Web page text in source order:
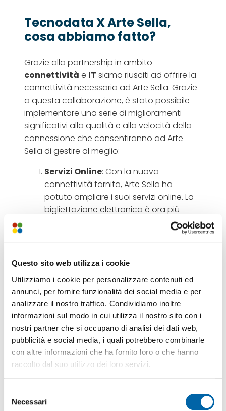
Questo sito web utilizza i cookie
Utilizziamo i cookie per personalizzare contenuti ed
annunci, per fornire funzionalità dei social media e per
analizzare il nostro traffico. Condividiamo inoltre
informazioni sul modo in cui utilizza il nostro sito con i
nostri partner che si occupano di analisi dei dati web,
pubblicità e social media, i quali potrebbero combinarle
con altre informazioni che ha fornito loro o che hanno
raccolto dal suo utilizzo dei loro servizi.
delNecessari
Tecnodata X Arte Sella,
cosa abbiamo fatto?
Grazie alla partnership in ambito
connettività e IT siamo riusciti ad offrire la
connettività necessaria ad Arte Sella. Grazie
a questa collaborazione, è stato possibile
implementare una serie di miglioramenti
significativi alla qualità e alla velocità della
connessione che consentiranno ad Arte
Sella di gestire al meglio:
Servizi Online: Con la nuova
connettività fornita, Arte Sella ha
potuto ampliare i suoi servizi online. La
bigliettazione elettronica è ora più
efficiente e accessibile, migliorando
innovazioni più rilevanti è la possibilità
di trasmettere eventi in streaming.
Questo permette ad Arte Sella di
raggiungere un pubblico più vasto,
anche a livello internazionale, e di
condividere le proprie iniziative
artistiche con chi non può essere
presente fisicamente.
Comunicazione Continua
fondamentale per la gestione